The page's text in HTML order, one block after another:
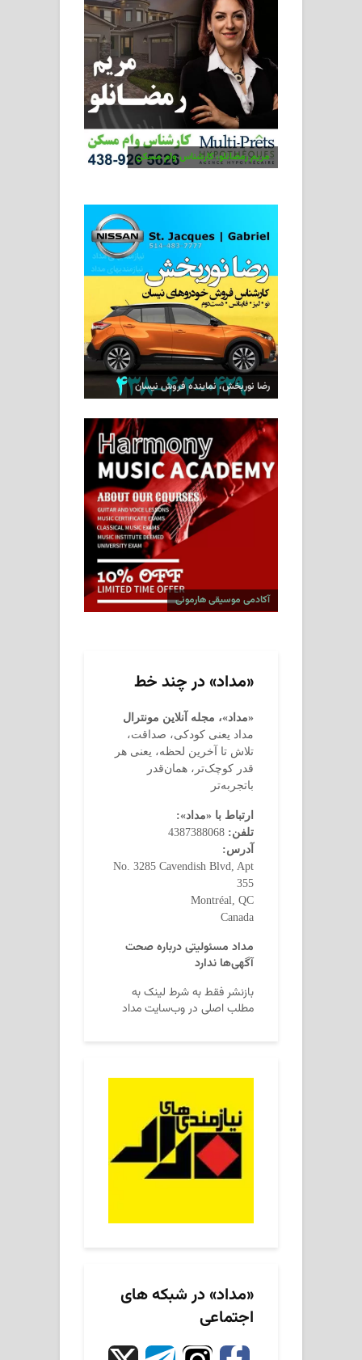
مریم رمضانلو، کارشناس وام مسکن
رضا نوربخش، نماینده فروش نیسان
آکادمی موسیقی هارمونی
«مداد» در چند خط
«مداد»، مجله آنلاین مونترال
مداد یعنی کودکی، صداقت،
تلاش تا آخرین لحظه، یعنی هر
قدر کوچک‌تر، همان‌قدر
باتجربه‌تر
ارتباط با «مداد»:
تلفن:
آدرس:
No. 3285 Cavendish Blvd, Apt
355
Montréal, QC
Canada
مداد مسئولیتی درباره صحت
آگهی‌ها ندارد
بازنشر فقط به شرط لینک به
مطلب اصلی در وب‌سایت مداد
«مداد» در شبکه های
اجتماعی